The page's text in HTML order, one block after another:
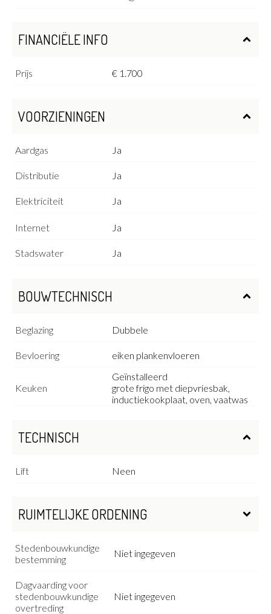
FINANCIËLE INFO
Prijs € 1.700
VOORZIENINGEN
Aardgas Ja
Distributie Ja
Elektriciteit Ja
Internet Ja
Stadswater Ja
BOUWTECHNISCH
Beglazing Dubbele
Bevloering eiken plankenvloeren
Keuken
Geïnstalleerd
grote frigo met diepvriesbak,
inductiekookplaat, oven, vaatwas
TECHNISCH
Lift Neen
RUIMTELIJKE ORDENING
Stedenbouwkundige
bestemming
Niet ingegeven
Dagvaarding voor
stedenbouwkundige
overtreding
Niet ingegeven